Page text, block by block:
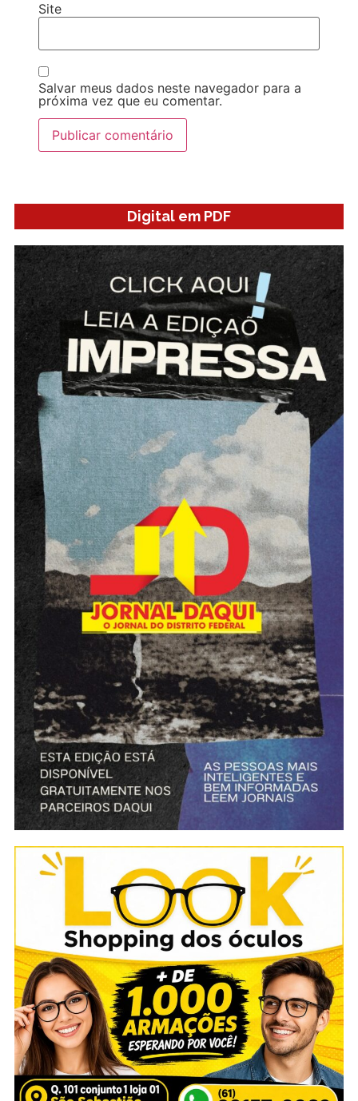
Site
Salvar meus dados neste navegador para a
próxima vez que eu comentar.
Digital em PDF